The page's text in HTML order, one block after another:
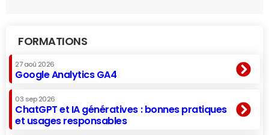
FORMATIONS
27 aoû 2026
Google Analytics GA4
03 sep 2026
ChatGPT et IA génératives : bonnes pratiques
et usages responsables